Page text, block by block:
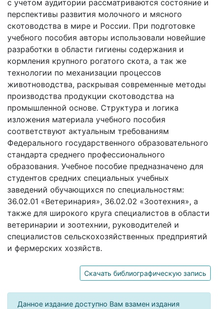
с учетом аудитории рассматриваются состояние и
перспективы развития молочного и мясного
скотоводства в мире и России. При подготовке
учебного пособия авторы использовали новейшие
разработки в области гигиены содержания и
кормления крупного рогатого скота, а так же
технологии по механизации процессов
животноводства, раскрывая современные методы
производства продукции скотоводства на
промышленной основе. Структура и логика
изложения материала учебного пособия
соответствуют актуальным требованиям
Федерального государственного образовательного
стандарта среднего профессионального
образования. Учебное пособие предназначено для
студентов средних специальных учебных
заведений обучающихся по специальностям:
36.02.01 «Ветеринария», 36.02.02 «Зоотехния», а
также для широкого круга специалистов в области
ветеринарии и зоотехнии, руководителей и
специалистов сельскохозяйственных предприятий
и фермерских хозяйств.
Скачать библиографическую запись
Данное издание доступно Вам взамен издания